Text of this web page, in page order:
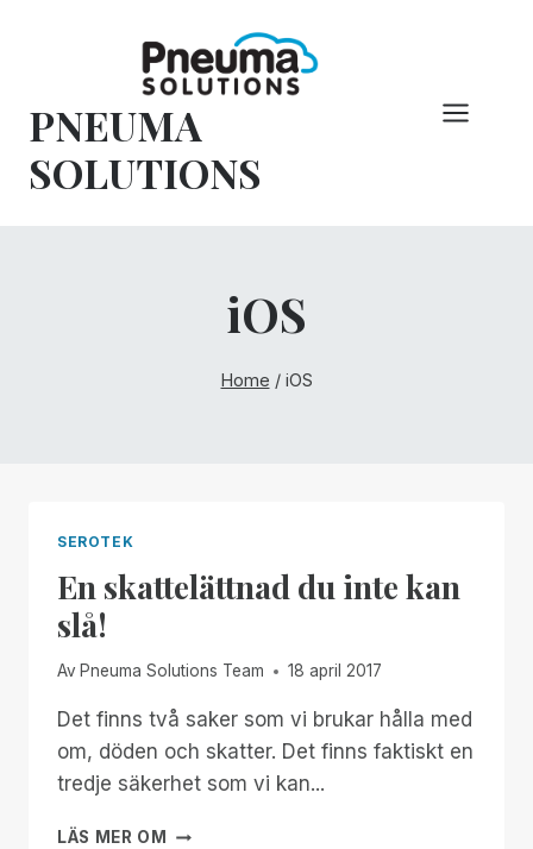
PNEUMA
SOLUTIONS
iOS
Home / iOS
SEROTEK
En skattelättnad du inte kan
slå!
Av Pneuma Solutions Team 18 april 2017
Det finns två saker som vi brukar hålla med
om, döden och skatter. Det finns faktiskt en
tredje säkerhet som vi kan...
LÄS MER OM
EN